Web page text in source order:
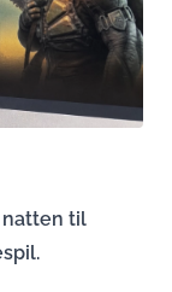
natten til